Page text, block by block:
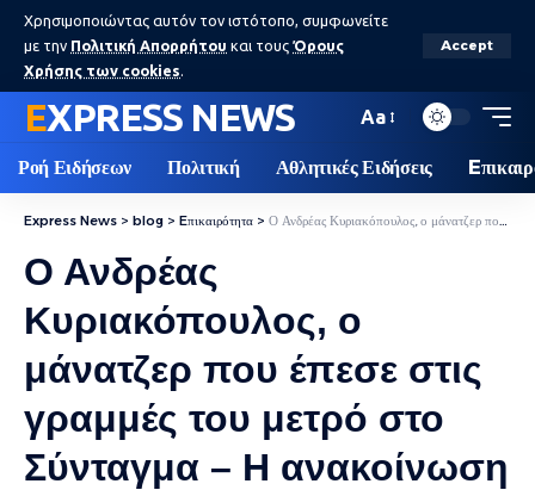
Χρησιμοποιώντας αυτόν τον ιστότοπο, συμφωνείτε
με την Πολιτική Απορρήτου και τους Όρους
Χρήσης των cookies.
Accept
EXPRESS NEWS Aa
Ροή Ειδήσεων Πολιτική Αθλητικές Ειδήσεις
Express News > blog > Eπικαιρότητα > Ο Ανδρέας Κυριακόπουλος, ο μάνατζερ που έπεσε στις γραμμές του μετρό στο Σύνταγμα – Η ανακοίνωση της εταιρείας Prosport
Ο Ανδρέας
Κυριακόπουλος, ο
μάνατζερ που έπεσε στις
γραμμές του μετρό στο
Σύνταγμα – Η ανακοίνωση